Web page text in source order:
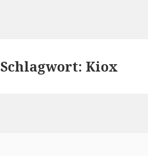
Schlagwort: Kiox